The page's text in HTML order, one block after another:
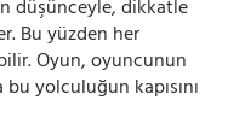
düşünceyle, dikkatle
Bu yüzden her
Oyun, oyuncunun
yolculuğun kapısını